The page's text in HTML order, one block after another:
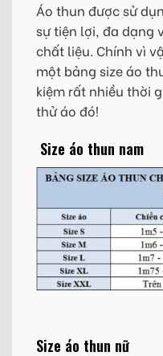
Áo thun được sử
sự tiện lợi, đa dạng
chất liệu. Chính vì
một bảng size áo
kiệm rất nhiều thời
thử áo đó!
Size áo thun nam
Size áo thun nữ